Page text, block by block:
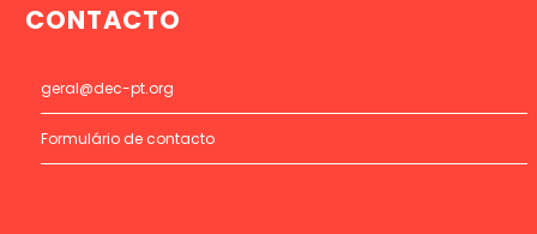
CONTACTO
geral@dec-pt.org
Formulário de contacto